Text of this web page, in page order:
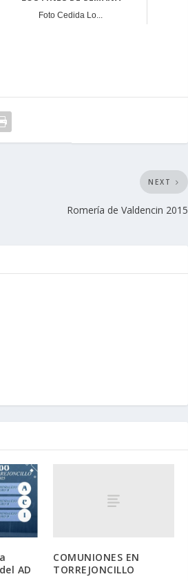
Foto Cedida Lo...
NEXT
Romería de Valdencin 2015
AD
COMUNIONES EN
TORREJONCILLO